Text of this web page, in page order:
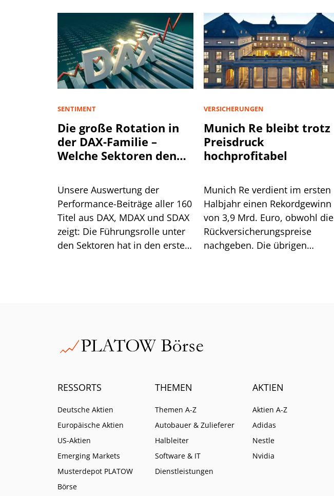
SENTIMENT
Die große Rotation in
der DAX-Familie –
Welche Sektoren den
Unsere Auswertung der
Performance-Beiträge aller 160
Titel aus DAX, MDAX und SDAX
zeigt: Die Führungsrolle unter
den Sektoren hat in den ersten
VERSICHERUNGEN
Munich Re bleibt trotz
Preisdruck
hochprofitabel
Munich Re verdient im ersten
Halbjahr einen Rekordgewinn
von 3,9 Mrd. Euro, obwohl die
Rückversicherungspreise
nachgeben. Die übrigen
RESSORTS
Deutsche Aktien
Europäische Aktien
US-Aktien
Emerging Markets
Musterdepot PLATOW
Börse
THEMEN
Themen A-Z
Autobauer & Zulieferer
Halbleiter
Software & IT
Dienstleistungen
AKTIEN
Aktien A-Z
Adidas
Nestle
Nvidia